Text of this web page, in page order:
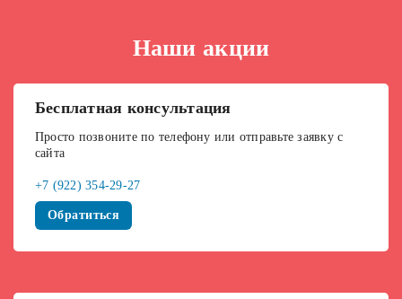
Наши акции
Бесплатная консультация
Просто позвоните по телефону или отправьте заявку с
сайта
+7 (922) 354-29-27
Обратиться